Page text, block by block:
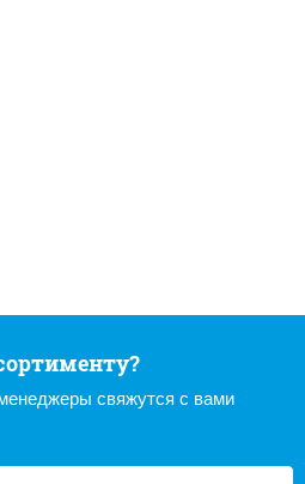
свяжутся с вами